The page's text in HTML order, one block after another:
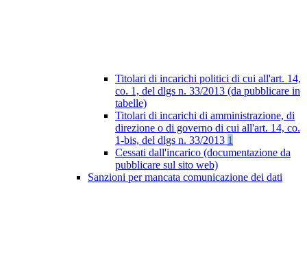
Titolari di incarichi politici di cui all'art. 14,
co. 1, del dlgs n. 33/2013 (da pubblicare in
tabelle)
Titolari di incarichi di amministrazione, di
direzione o di governo di cui all'art. 14, co.
1-bis, del dlgs n. 33/2013 1
Cessati dall'incarico (documentazione da
pubblicare sul sito web)
Sanzioni per mancata comunicazione dei dati